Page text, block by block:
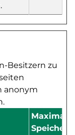
Besitzern zu
anonym
Maximale